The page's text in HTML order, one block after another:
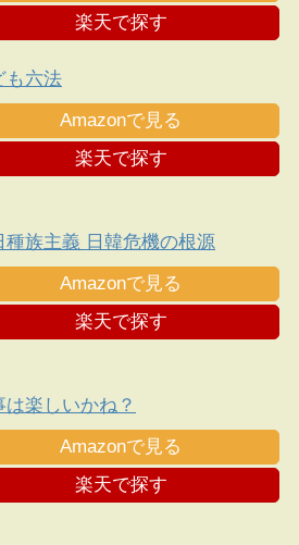
楽天で探す
も六法
Amazonで見る
楽天で探す
種族主義 日韓危機の根源
Amazonで見る
楽天で探す
は楽しいかね？
Amazonで見る
楽天で探す